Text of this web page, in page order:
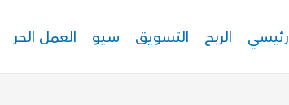
رئيسي الربح التسويق سيو العمل الحر